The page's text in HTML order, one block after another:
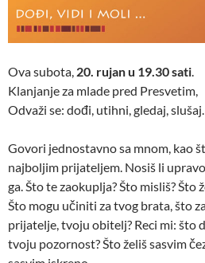
Ova subota, 20. rujan u 19.30 sati.
Klanjanje za mlade pred Presvetim,
Odvaži se: dođi, utihni, gledaj,
Govori jednostavno sa mnom, kao
najboljim prijateljem. Nosiš li
ga. Što te zaokuplja? Što misliš? Što
Što mogu učiniti za tvog brata, što
prijatelje, tvoju obitelj? Reci mi: što
tvoju pozornost? Što želiš sasvim